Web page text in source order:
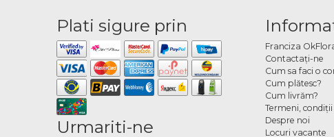
Plati sigure prin
Urmariti-ne
Franciza
Contactaţi-ne
Cum sa faci o
Cum plătesc?
Cum livrăm?
Termeni, condiţii
Despre noi
Locuri vacante